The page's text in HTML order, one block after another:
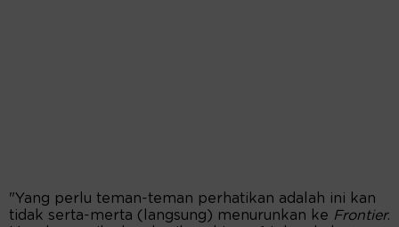
"Yang perlu teman-teman perhatikan adalah ini kan
tidak serta-merta (langsung) menurunkan ke Frontier.